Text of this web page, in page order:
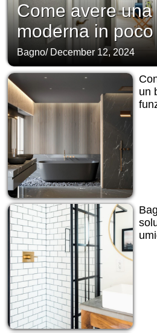
Come avere una
moderna in
Bagno/ December 12, 2024
un